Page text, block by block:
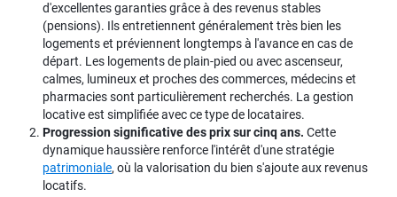
d'excellentes garanties grâce à des revenus stables
(pensions). Ils entretiennent généralement très bien les
logements et préviennent longtemps à l'avance en cas de
départ. Les logements de plain-pied ou avec ascenseur,
calmes, lumineux et proches des commerces, médecins et
pharmacies sont particulièrement recherchés. La gestion
locative est simplifiée avec ce type de locataires.
Progression significative des prix sur cinq ans. Cette
dynamique haussière renforce l'intérêt d'une stratégie
patrimoniale, où la valorisation du bien s'ajoute aux revenus
locatifs.